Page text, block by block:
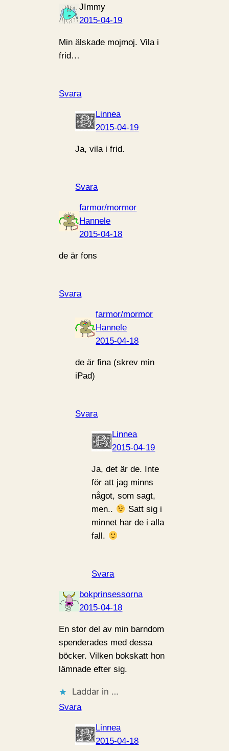
JImmy
2015-04-19
Min älskade mojmoj. Vila i
frid…
Svara
Linnea
2015-04-19
Ja, vila i frid.
Svara
farmor/mormor
Hannele
2015-04-18
de är fons
Svara
farmor/mormor
Hannele
2015-04-18
de är fina (skrev min
iPad)
Svara
Linnea
2015-04-19
Ja, det är de. Inte
för att jag minns
något, som sagt,
men..
Satt sig i
minnet har de i alla
fall.
Svara
bokprinsessorna
2015-04-18
En stor del av min barndom
spenderades med dessa
böcker. Vilken bokskatt hon
lämnade efter sig.
Laddar in …
Svara
Linnea
2015-04-18